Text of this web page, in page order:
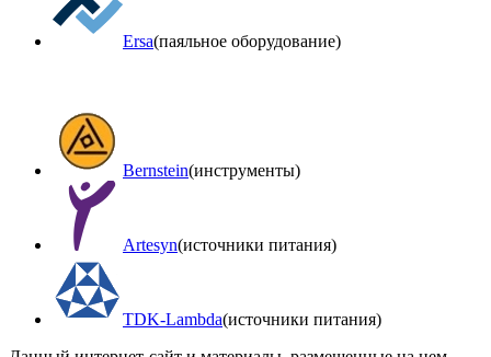
Ersa(паяльное оборудование)
Bernstein(инструменты)
Artesyn(источники питания)
TDK-Lambda(источники питания)